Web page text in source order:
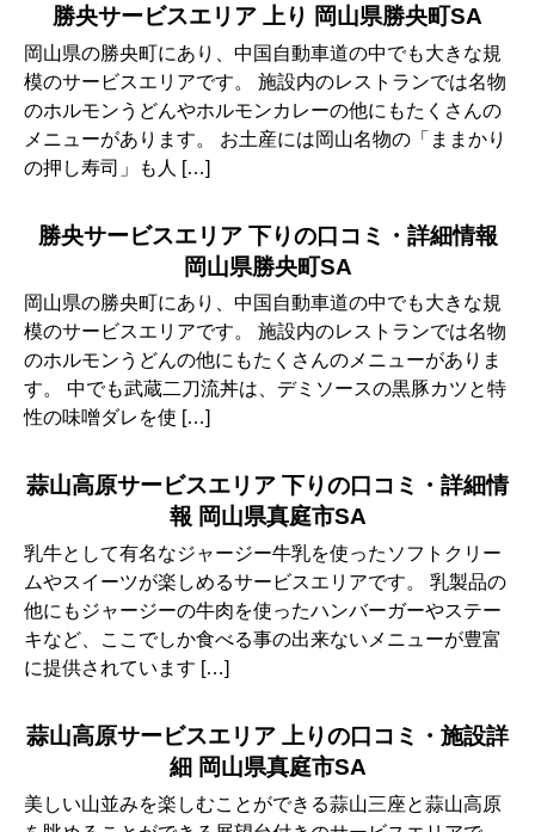
勝央サービスエリア 上り 岡山県勝央町SA
岡山県の勝央町にあり、中国自動車道の中でも大きな規
模のサービスエリアです。 施設内のレストランでは名物
のホルモンうどんやホルモンカレーの他にもたくさんの
メニューがあります。 お土産には岡山名物の「ままかり
の押し寿司」も人 […]
勝央サービスエリア 下りの口コミ・詳細情報
岡山県勝央町SA
岡山県の勝央町にあり、中国自動車道の中でも大きな規
模のサービスエリアです。 施設内のレストランでは名物
のホルモンうどんの他にもたくさんのメニューがありま
す。 中でも武蔵二刀流丼は、デミソースの黒豚カツと特
性の味噌ダレを使 […]
蒜山高原サービスエリア 下りの口コミ・詳細情
報 岡山県真庭市SA
乳牛として有名なジャージー牛乳を使ったソフトクリー
ムやスイーツが楽しめるサービスエリアです。 乳製品の
他にもジャージーの牛肉を使ったハンバーガーやステー
キなど、ここでしか食べる事の出来ないメニューが豊富
に提供されています […]
蒜山高原サービスエリア 上りの口コミ・施設詳
細 岡山県真庭市SA
美しい山並みを楽しむことができる蒜山三座と蒜山高原